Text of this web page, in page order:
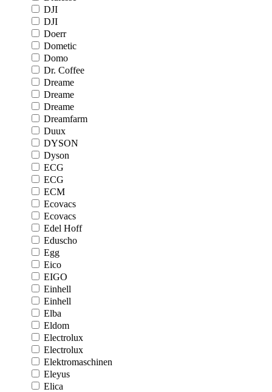
DJI
DJI
Doerr
Dometic
Domo
Dr. Coffee
Dreame
Dreame
Dreame
Dreamfarm
Duux
DYSON
Dyson
ECG
ECG
ECM
Ecovacs
Ecovacs
Edel Hoff
Eduscho
Egg
Eico
EIGO
Einhell
Einhell
Elba
Eldom
Electrolux
Electrolux
Elektromaschinen
Eleyus
Elica